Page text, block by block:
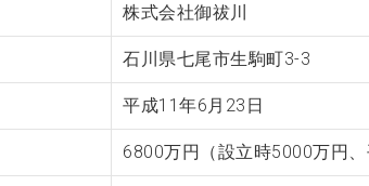
株式会社御祓川
石川県七尾市生駒町3-3
平成11年6月23日
6800万円（設立時5000万円、